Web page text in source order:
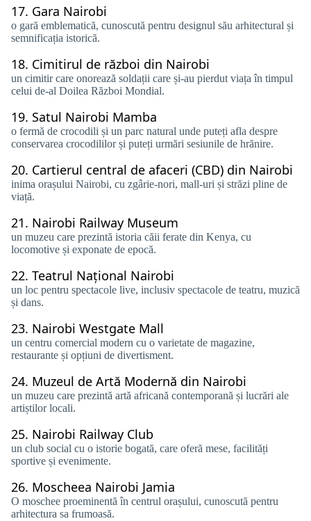
17. Gara Nairobi
o gară emblematică, cunoscută pentru designul său arhitectural și
semnificația istorică.
18. Cimitirul de război din Nairobi
un cimitir care onorează soldații care și-au pierdut viața în timpul
celui de-al Doilea Război Mondial.
19. Satul Nairobi Mamba
o fermă de crocodili și un parc natural unde puteți afla despre
conservarea crocodililor și puteți urmări sesiunile de hrănire.
20. Cartierul central de afaceri (CBD) din Nairobi
inima orașului Nairobi, cu zgârie-nori, mall-uri și străzi pline de
viață.
21. Nairobi Railway Museum
un muzeu care prezintă istoria căii ferate din Kenya, cu
locomotive și exponate de epocă.
22. Teatrul Național Nairobi
un loc pentru spectacole live, inclusiv spectacole de teatru, muzică
și dans.
23. Nairobi Westgate Mall
un centru comercial modern cu o varietate de magazine,
restaurante și opțiuni de divertisment.
24. Muzeul de Artă Modernă din Nairobi
un muzeu care prezintă artă africană contemporană și lucrări ale
artiștilor locali.
25. Nairobi Railway Club
un club social cu o istorie bogată, care oferă mese, facilități
sportive și evenimente.
26. Moscheea Nairobi Jamia
O moschee proeminentă în centrul orașului, cunoscută pentru
arhitectura sa frumoasă.